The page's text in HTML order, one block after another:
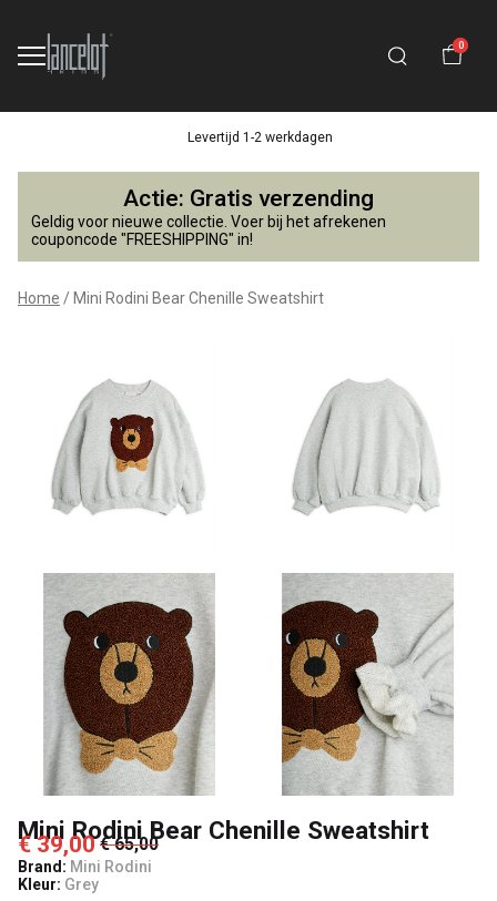
0
Levertijd 1-2 werkdagen
Mini
Rodini
Bear
Chenille
Sweatshirt
Lancelot
Actie: Gratis verzending
Geldig voor nieuwe collectie. Voer bij het afrekenen
couponcode "FREESHIPPING" in!
Home Mini Rodini Bear Chenille Sweatshirt
Mini Rodini Bear Chenille Sweatshirt
€ 39,00 € 65,00
Brand: Mini Rodini
Kleur: Grey